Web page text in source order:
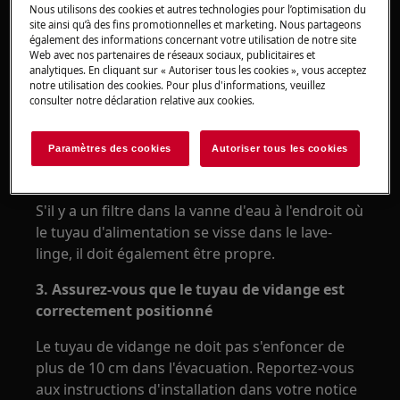
d'alimentation. Placez un seau ou un récipient
similaire sous le robinet. Ouvrez le robinet et
vérifiez qu'il en sort une quantité d'eau
suffisante.
Il doit être possible de remplir un seau de
2. Nettoyez le filtre du tuyau d'alimentation
S'il y a un filtre dans la vanne d'eau à l'endroit où
le tuyau d'alimentation se visse dans le lave-
linge, il doit également être propre.
3. Assurez-vous que le tuyau de vidange est
correctement positionné
Le tuyau de vidange ne doit pas s'enfoncer de
plus de 10 cm dans l'évacuation. Reportez-vous
aux instructions d'installation dans votre notice
Nous utilisons des cookies et autres technologies pour l’optimisation du
site ainsi qu’à des fins promotionnelles et marketing. Nous partageons
également des informations concernant votre utilisation de notre site
Web avec nos partenaires de réseaux sociaux, publicitaires et
analytiques. En cliquant sur « Autoriser tous les cookies », vous acceptez
notre utilisation des cookies. Pour plus d'informations, veuillez
consulter notre déclaration relative aux cookies.
Paramètres des cookies Autoriser tous les cookies